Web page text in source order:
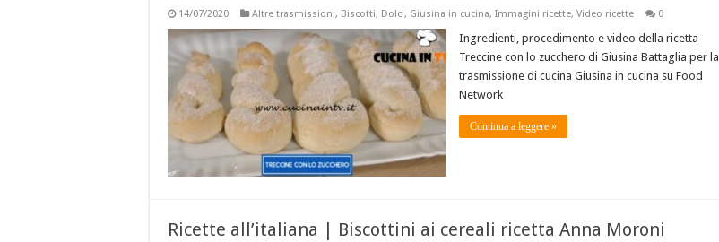
14/07/2020 Altre trasmissioni, Biscotti, Dolci, Giusina in cucina, Immagini ricette, Video ricette 0
Ingredienti, procedimento e video della ricetta
Treccine con lo zucchero di Giusina Battaglia per la
trasmissione di cucina Giusina in cucina su Food
Network
Continua a leggere »
Ricette all’italiana | Biscottini ai cereali ricetta Anna Moroni